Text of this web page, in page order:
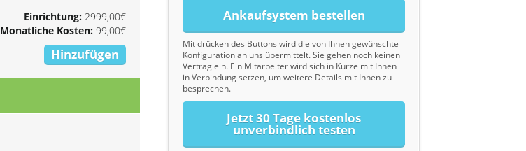
Einrichtung:2999,00€
Monatliche Kosten:99,00€
Hinzufügen
Ankaufsystem bestellen
Mit drücken des Buttons wird die von Ihnen gewünschte
Konfiguration an uns übermittelt. Sie gehen noch keinen
Vertrag ein. Ein Mitarbeiter wird sich in Kürze mit Ihnen
in Verbindung setzen, um weitere Details mit Ihnen zu
besprechen.
Jetzt 30 Tage kostenlos
unverbindlich testen